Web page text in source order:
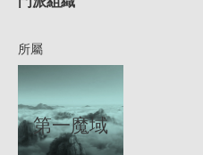
所屬
第一魔域